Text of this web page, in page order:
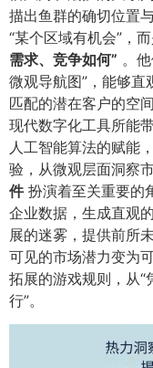
描出鱼群的确切位置
“某个区域有机会”，
需求、竞争如何”​ 。
微观导航图”，能够
匹配的潜在客户的空
现代数字化工具所能
人工智能算法的赋能
验，从微观层面洞察
件扮演着至关重要的
企业数据，生成直观
展的迷雾，提供前所
可见的市场潜力变为
拓展的游戏规则，从“
行”。